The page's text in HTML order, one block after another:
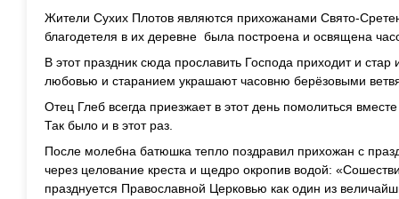
Жители Сухих Плотов являются прихожанами Свято-
благодетеля в их деревне была построена и освящена
В этот праздник сюда прославить Господа приходит и
любовью и старанием украшают часовню берёзовыми
Отец Глеб всегда приезжает в этот день помолиться
Так было и в этот раз.
После молебна батюшка тепло поздравил прихожан с
через целование креста и щедро окропив водой:
празднуется Православной Церковью как один из